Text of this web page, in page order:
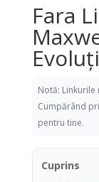
Fara
Notă: Linkurile
Cumpărând
pentru tine.
Cuprins